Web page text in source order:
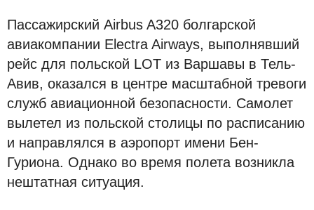
Пассажирский Airbus A320 болгарской
авиакомпании Electra Airways, выполнявший
рейс для польской LOT из Варшавы в Тель-
Авив, оказался в центре масштабной тревоги
служб авиационной безопасности. Самолет
вылетел из польской столицы по расписанию
и направлялся в аэропорт имени Бен-
Гуриона. Однако во время полета возникла
нештатная ситуация.